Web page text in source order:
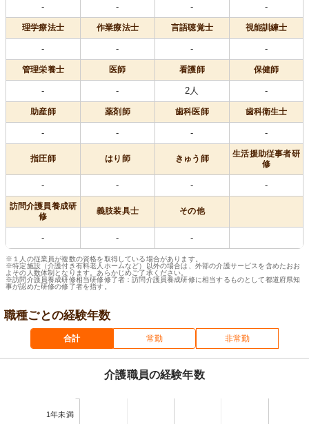
- - - -
理学療法士 作業療法士 言語聴覚士 視能訓練士
- - - -
管理栄養士 医師 看護師 保健師
- - 2人 -
助産師 薬剤師 歯科医師 歯科衛生士
- - - -
指圧師 はり師 きゅう師
生活援助従事者研
修
- - - -
訪問介護員養成研
修
義肢装具士 その他
- - -
※１人の従業員が複数の資格を取得している場合があります。
※特定施設（介護付き有料老人ホームなど）以外の場合は、外部の介護サービスを含めたおお
よその人数体制となります。あらかじめご了承ください。
※訪問介護員養成研修相当研修修了者：訪問介護員養成研修に相当するものとして都道府県知
事が認めた研修の修了者を指す。
職種ごとの経験年数
合計 常勤 非常勤
介護職員の経験年数
1年未満